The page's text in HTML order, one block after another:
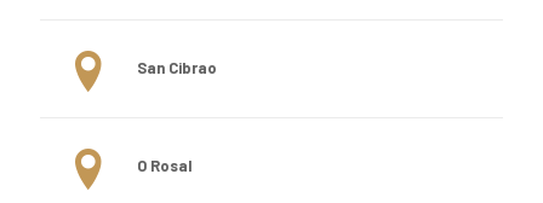
San Cibrao
O Rosal